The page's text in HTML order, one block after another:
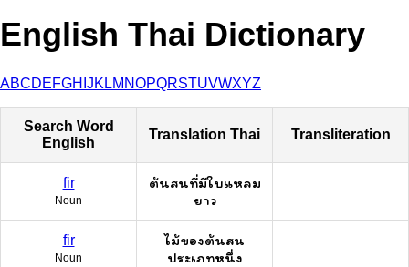
English Thai Dictionary
ABCDEFGH JK LM NOPQRSTUVWXYZ
Search Word
English
Translation Thai Transliteration
fir
Noun
ต้นสนที่มีใบแหลม
ยาว
fir
Noun
ไม้ของต้นสน
ประเภทหนึ่ง